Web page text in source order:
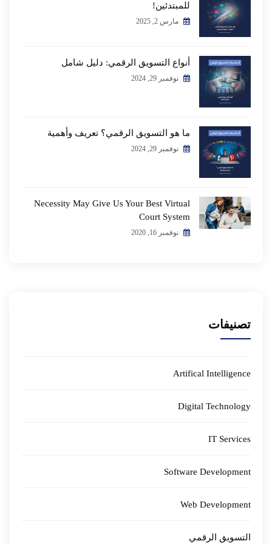
للمبتدئين!
مارس 2, 2025
أنواع التسويق الرقمي: دليل شامل
نوفمبر 29, 2024
ما هو التسويق الرقمي؟ تعريف وأهمية
نوفمبر 29, 2024
Necessity May Give Us Your Best Virtual
Court System
نوفمبر 16, 2020
تصنيفات
Artifical Intelligence
Digital Technology
IT Services
Software Development
Web Development
التسويق الرقمي